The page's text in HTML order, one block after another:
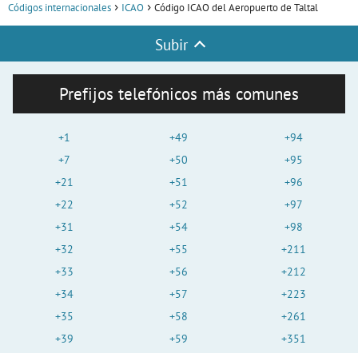
Códigos internacionales ICAO Código ICAO del Aeropuerto de Taltal
Subir
Prefijos telefónicos más comunes
+1
+7
+21
+22
+31
+32
+33
+34
+35
+39
+49
+50
+51
+52
+54
+55
+56
+57
+58
+59
+94
+95
+96
+97
+98
+211
+212
+223
+261
+351